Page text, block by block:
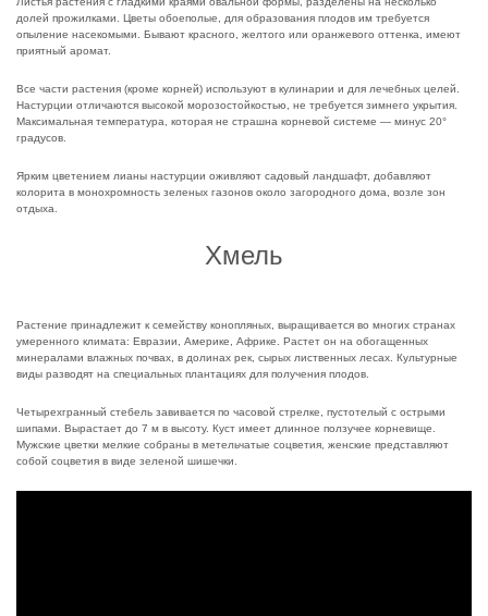
долей прожилками. Цветы обоеполые, для образования плодов им требуется
опыление насекомыми. Бывают красного, желтого или оранжевого оттенка, имеют
приятный аромат.
Все части растения (кроме корней) используют в кулинарии и для лечебных целей.
Настурции отличаются высокой морозостойкостью, не требуется зимнего укрытия.
Максимальная температура, которая не страшна корневой системе — минус 20°
градусов.
Ярким цветением лианы настурции оживляют садовый ландшафт, добавляют
колорита в монохромность зеленых газонов около загородного дома, возле зон
отдыха.
Хмель
Растение принадлежит к семейству конопляных, выращивается во многих странах
умеренного климата: Евразии, Америке, Африке. Растет он на обогащенных
минералами влажных почвах, в долинах рек, сырых лиственных лесах. Культурные
виды разводят на специальных плантациях для получения плодов.
Четырехгранный стебель завивается по часовой стрелке, пустотелый с острыми
шипами. Вырастает до 7 м в высоту. Куст имеет длинное ползучее корневище.
Мужские цветки мелкие собраны в метельчатые соцветия, женские представляют
собой соцветия в виде зеленой шишечки.